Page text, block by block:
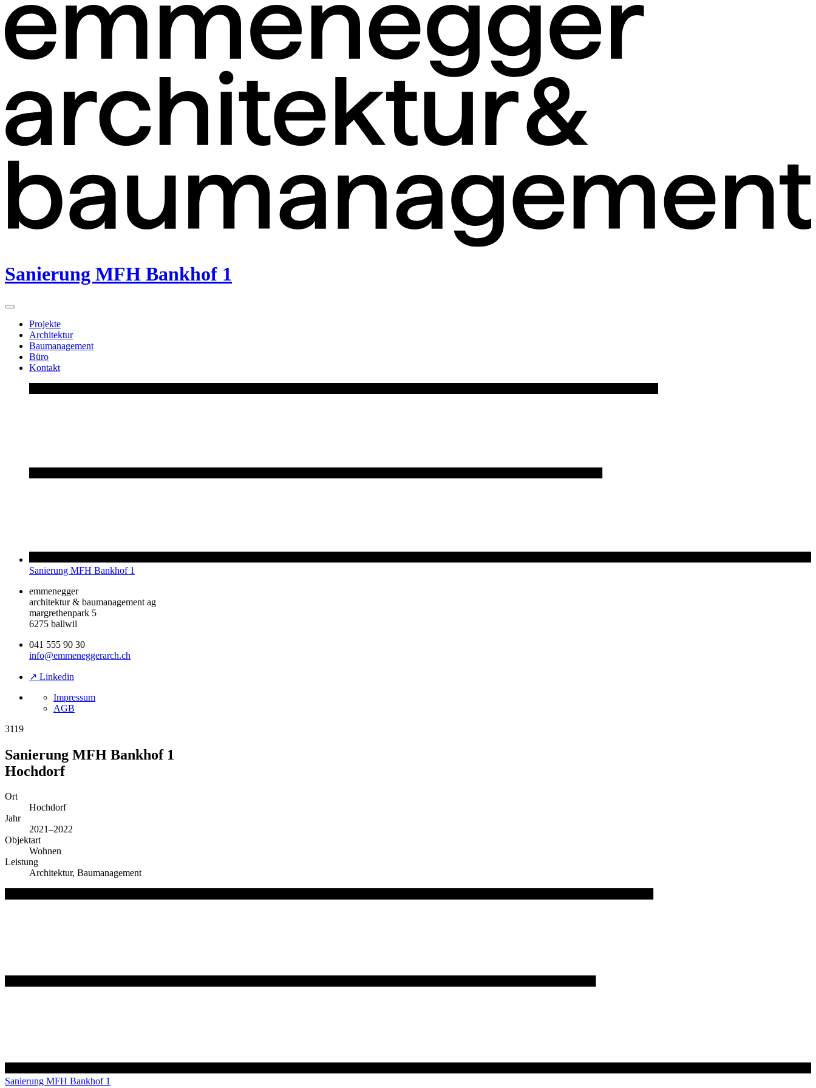
Sanierung MFH Bankhof 1
Projekte
Architektur
Baumanagement
Büro
Kontakt
Sanierung MFH Bankhof 1
emmenegger
architektur & baumanagement ag
margrethenpark 5
6275 ballwil
041 555 90 30
info@emmeneggerarch.ch
↗ Linkedin
Impressum
AGB
3119
Sanierung MFH Bankhof 1
Hochdorf
Ort
Hochdorf
Jahr
2021–2022
Objektart
Wohnen
Leistung
Architektur, Baumanagement
Sanierung MFH Bankhof 1